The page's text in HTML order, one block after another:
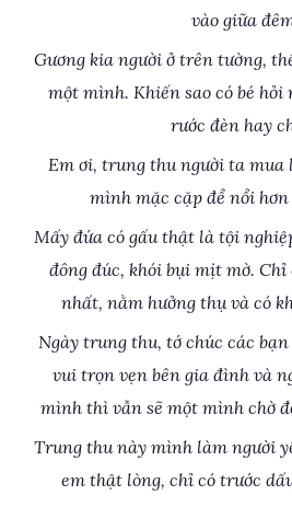
vào giữa
Gương kia người ở trên tường,
một mình. Khiến sao có bé
rước đèn hay
Em ơi, trung thu người ta mua
mình mặc cặp để nổi
Mấy đứa có gấu thật là tội
đông đúc, khói bụi mịt mờ. Chỉ
nhất, nằm hưởng thụ và có
Ngày trung thu, tớ chúc các
vui trọn vẹn bên gia đình và
mình thì vẫn sẽ một mình chờ
Trung thu này mình làm người
em thật lòng, chỉ có trước